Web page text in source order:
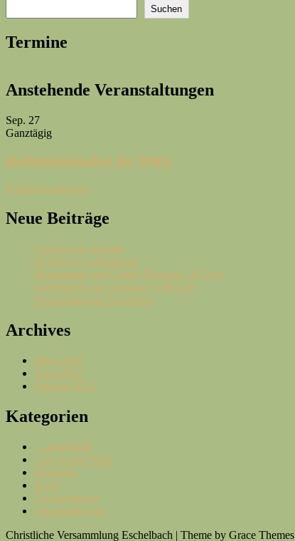
Suchen
Termine
Anstehende Veranstaltungen
Sep. 27
Ganztägig
Herbstmissionsfest der DMG
Kalender anzeigen
Neue Beiträge
Gott hat mir gezeigt,
Religiöser Gottesdienst
Bibelstunde und Gebet (Dienstag ,20 Uhr)
Gottesdienst am Sonntag (9.30 Uhr)
Veranstaltungen Überblick
Archives
März 2025
April 2022
Februar 2022
Kategorien
…angedacht
..aus Gottes Wort
Aktuelles
Jesaja
Uncategorized
Veranstaltungen
Christliche Versammlung Eschelbach | Theme by Grace Themes